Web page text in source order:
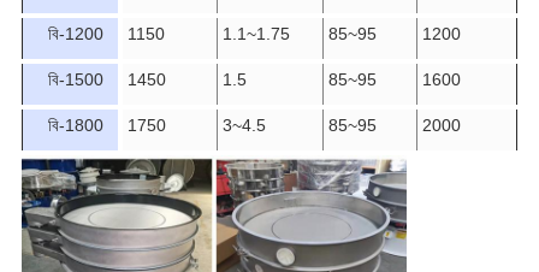
বি-1200 1150 1.1~1.75 85~95 1200
বি-1500 1450 1.5 85~95 1600
বি-1800 1750 3~4.5 85~95 2000